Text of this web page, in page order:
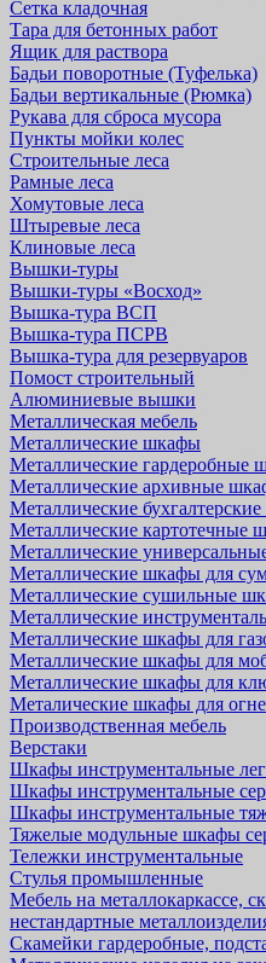
Сетка кладочная
Тара для бетонных работ
Ящик для раствора
Бадьи поворотные (Туфелька)
Бадьи вертикальные (Рюмка)
Рукава для сброса мусора
Пункты мойки колес
Строительные леса
Рамные леса
Хомутовые леса
Штыревые леса
Клиновые леса
Вышки-туры
Вышки-туры «Восход»
Вышка-тура ВСП
Вышка-тура ПСРВ
Вышка-тура для резервуаров
Помост строительный
Алюминиевые вышки
Металлическая мебель
Металлические шкафы
Металлические гардеробные
Металлические архивные
Металлические
Металлические картотечные
Металлические
Металлические шкафы для
Металлические сушильные
Металлические
Металлические шкафы для
Металлические шкафы для
Металлические шкафы для
Металические шкафы для
Производственная мебель
Верстаки
Шкафы инструментальные
Шкафы инструментальные
Шкафы инструментальные
Тяжелые модульные шкафы
Тележки инструментальные
Стулья промышленные
Мебель на металлокаркассе,
нестандартные
Скамейки гардеробные,